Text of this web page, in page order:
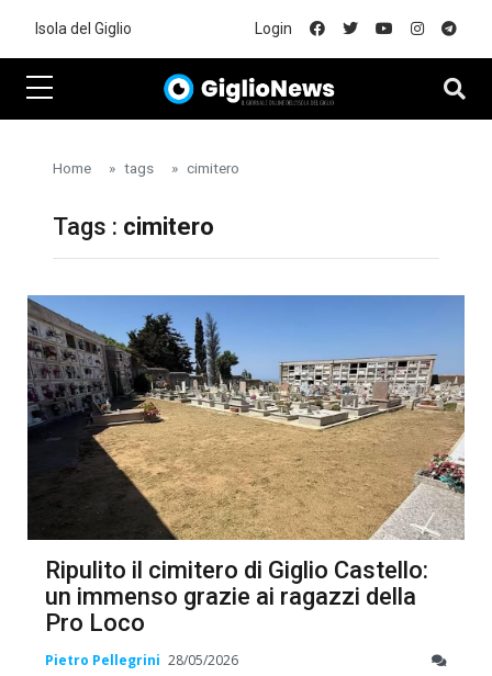
Isola del Giglio Login
Home tags cimitero
Tags : cimitero
Ripulito il cimitero di Giglio Castello:
un immenso grazie ai ragazzi della
Pro Loco
Pietro Pellegrini 28/05/2026